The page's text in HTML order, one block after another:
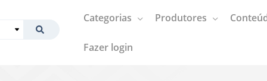
Categorias Produtores
Fazer login